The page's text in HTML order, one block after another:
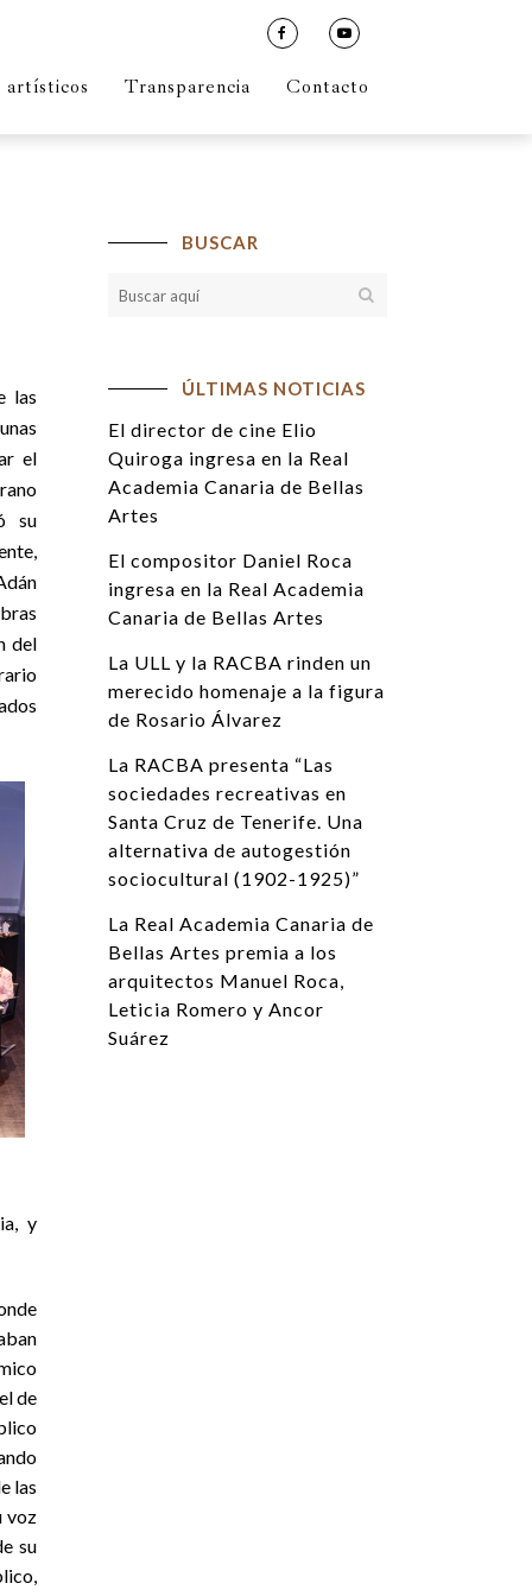
artísticos Transparencia Contacto
las
el
su
del
y
de
las
voz
su
BUSCAR
ÚLTIMAS NOTICIAS
El director de cine Elio
Quiroga ingresa en la Real
Academia Canaria de Bellas
Artes
El compositor Daniel Roca
ingresa en la Real Academia
Canaria de Bellas Artes
La ULL y la RACBA rinden un
merecido homenaje a la figura
de Rosario Álvarez
La RACBA presenta “Las
sociedades recreativas en
Santa Cruz de Tenerife. Una
alternativa de autogestión
sociocultural (1902-1925)”
La Real Academia Canaria de
Bellas Artes premia a los
arquitectos Manuel Roca,
Leticia Romero y Ancor
Suárez